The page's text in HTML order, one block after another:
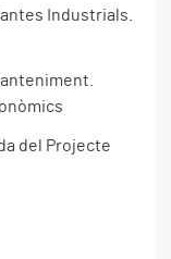
Industrials.
del Projecte